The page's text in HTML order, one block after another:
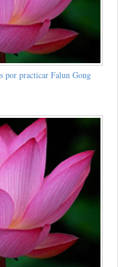
por practicar Falun Gong